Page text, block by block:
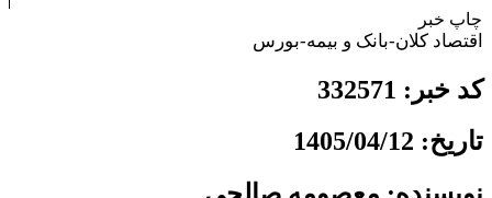
چاپ خبر
اقتصاد کلان-بانک و بیمه-بورس
کد خبر: 332571
تاریخ: 1405/04/12